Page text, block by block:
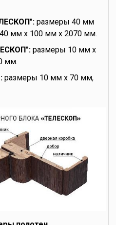
размеры 40 мм
мм x 100 мм x 2070 мм.
размеры 10 мм x
мм.
размеры 10 мм x 70 мм,